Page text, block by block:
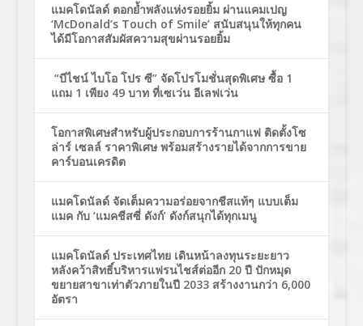
แมคโดนัลด์ ตอกย้ำพลังแห่งรอยยิ้ม ผ่านแคมเปญ
‘McDonald’s Touch of Smile’ สนับสนุนให้ทุกคน
ได้มีโอกาสสัมผัสความสุขผ่านรอยยิ้ม
“บีไชน์ ไบโอ โปร ซี” จัดโปรโมชั่นสุดพิเศษ ซื้อ 1
แถม 1 เพียง 49 บาท ที่เซเว่น อีเลฟเว่น
โอกาสพิเศษสำหรับผู้ประกอบการร้านกาแฟ ติดตั้งโซ
ล่าร์ เซลล์ ราคาพิเศษ พร้อมสร้างรายได้จากการขาย
คาร์บอนเครดิต
แมคโดนัลด์ จัดเต็มความอร่อยจากชีสแท้ๆ แบบเต็ม
แมค กับ ‘แมคชีสซี่ ดังก์’ ดังก์สนุกได้ทุกเมนู
แมคโดนัลด์ ประเทศไทย เดินหน้าลงทุนระยะยาว
หลังคว้าสิทธิ์บริหารแฟรนไชส์ต่ออีก 20 ปี ปักหมุด
ขยายสาขาเท่าตัวภายในปี 2033 สร้างงานกว่า 6,000
อัตรา